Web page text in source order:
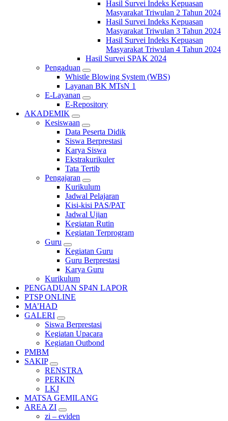
Hasil Survei Indeks Kepuasan
Masyarakat Triwulan 2 Tahun 2024
Hasil Survei Indeks Kepuasan
Masyarakat Triwulan 3 Tahun 2024
Hasil Survei Indeks Kepuasan
Masyarakat Triwulan 4 Tahun 2024
Hasil Survei SPAK 2024
Pengaduan
Whistle Blowing System (WBS)
Layanan BK MTsN 1
E-Layanan
E-Repository
AKADEMIK
Kesiswaan
Data Peserta Didik
Siswa Berprestasi
Karya Siswa
Ekstrakurikuler
Tata Tertib
Pengajaran
Kurikulum
Jadwal Pelajaran
Kisi-kisi PAS/PAT
Jadwal Ujian
Kegiatan Rutin
Kegiatan Terprogram
Guru
Kegiatan Guru
Guru Berprestasi
Karya Guru
Kurikulum
PENGADUAN SP4N LAPOR
PTSP ONLINE
MA’HAD
GALERI
Siswa Berprestasi
Kegiatan Upacara
Kegiatan Outbond
PMBM
SAKIP
RENSTRA
PERKIN
LKJ
MATSA GEMILANG
AREA ZI
zi – eviden